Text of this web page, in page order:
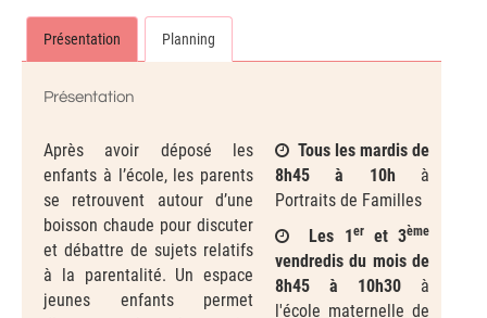
Présentation Planning
Présentation
Après avoir déposé les
enfants à l’école, les parents
se retrouvent autour d’une
boisson chaude pour discuter
et débattre de sujets relatifs
à la parentalité. Un espace
jeunes enfants permet
Tous les mardis de
8h45 à 10h à
Portraits de Familles
Les 1 eret 3ème
vendredis du mois de
8h45 à 10h30 à
l'école maternelle de